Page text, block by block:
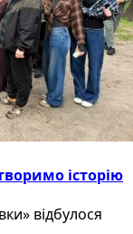
історію
відбулося